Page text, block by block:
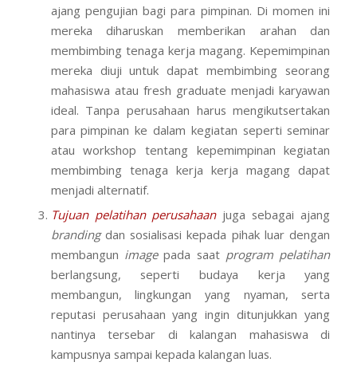
ajang pengujian bagi para pimpinan. Di momen ini
mereka diharuskan memberikan arahan dan
membimbing tenaga kerja magang. Kepemimpinan
mereka diuji untuk dapat membimbing seorang
mahasiswa atau fresh graduate menjadi karyawan
ideal. Tanpa perusahaan harus mengikutsertakan
para pimpinan ke dalam kegiatan seperti seminar
atau workshop tentang kepemimpinan kegiatan
membimbing tenaga kerja kerja magang dapat
menjadi alternatif.
Tujuan pelatihan perusahaan juga sebagai ajang
brandingdan sosialisasi kepada pihak luar dengan
membangun imagepada saatprogram pelatihan
berlangsung, seperti budaya kerja yang
membangun, lingkungan yang nyaman, serta
reputasi perusahaan yang ingin ditunjukkan yang
nantinya tersebar di kalangan mahasiswa di
kampusnya sampai kepada kalangan luas.